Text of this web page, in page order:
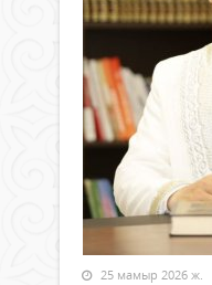
25 мамыр 2026 ж.